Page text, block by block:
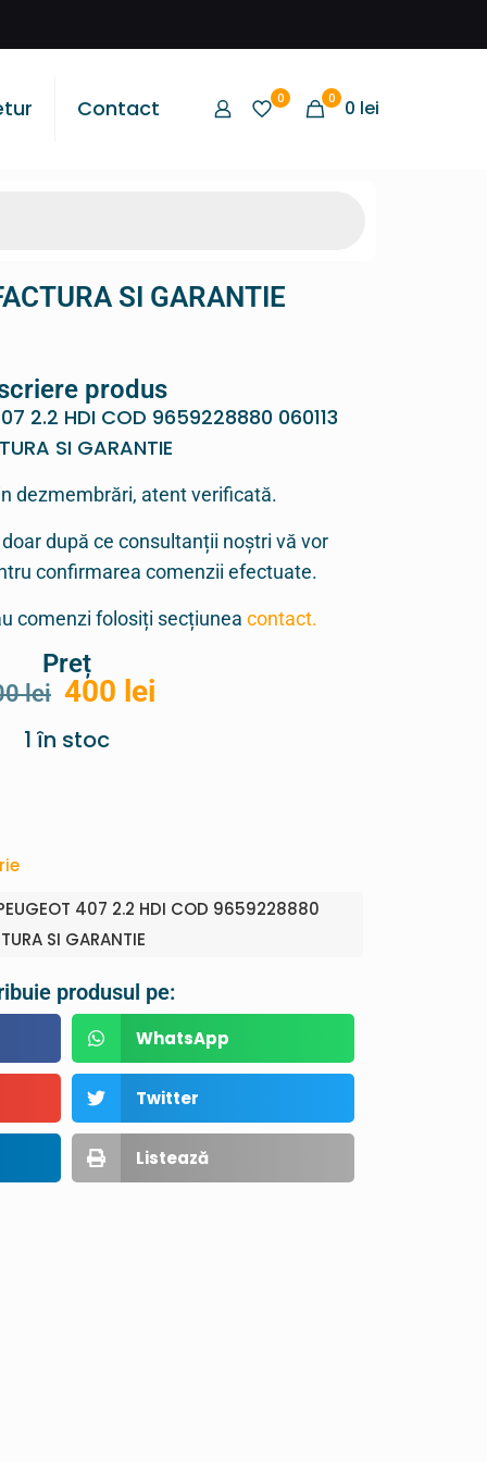
Contact 0 0 0 lei
SI GARANTIE
produs
2.2 HDI COD 9659228880 060113
SI GARANTIE
dezmembrări, atent verificată.
după ce consultanții noștri vă vor
confirmarea comenzii efectuate.
comenzi folosiți secțiunea contact.
Preț
lei 400 lei
1 în stoc
407 2.2 HDI COD 9659228880
SI GARANTIE
produsul pe:
WhatsApp
Twitter
Listează